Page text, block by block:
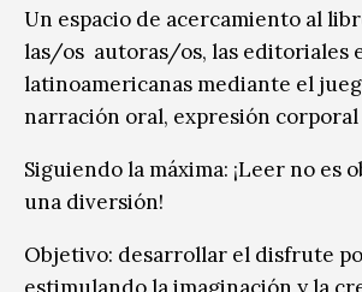
Un espacio de acercamiento al
las/os autoras/os, las editoriales
latinoamericanas mediante el
narración oral, expresión
Siguiendo la máxima: ¡Leer no es
una diversión!
Objetivo: desarrollar el disfrute